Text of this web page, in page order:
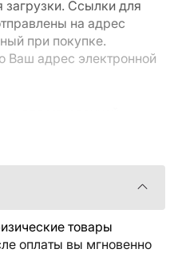
Ссылки для
на адрес
при покупке.
Ваш адрес электронной
или обмену после их
и задать все
перед покупкой. Если у
товары
оплаты вы мгновенно